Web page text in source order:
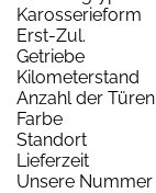
Karosserieform
Erst-Zul.
Getriebe
Kilometerstand
Anzahl der Türen
Farbe
Standort
Lieferzeit
Unsere Nummer